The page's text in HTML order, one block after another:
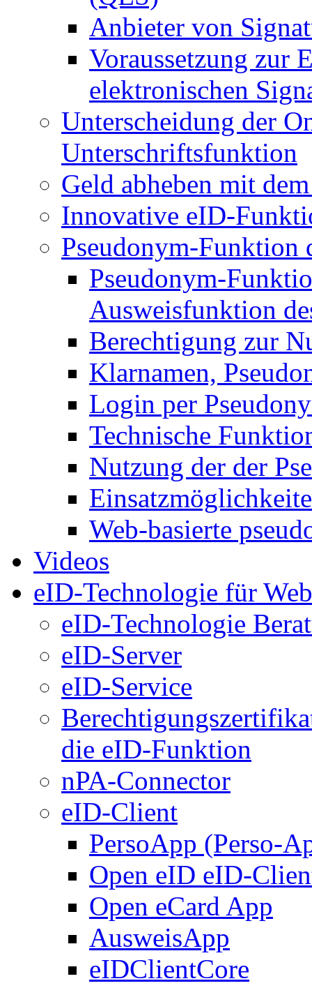
Anbieter von
Voraussetzung zur
elektronischen
Unterscheidung der
Unterschriftsfunktion
Geld abheben mit
Innovative eID-
Pseudonym-Funktion
Pseudonym-
Ausweisfunktion
Berechtigung zur
Klarnamen,
Login per
Technische
Nutzung der der
Web-basierte
Videos
eID-Technologie für
eID-Technologie
eID-Server
eID-Service
die eID-Funktion
nPA-Connector
eID-Client
PersoApp (Perso-
Open eID eID-
Open eCard App
AusweisApp
eIDClientCore